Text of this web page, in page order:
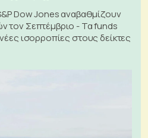
Dow Jones αναβαθμίζουν
τον Σεπτέμβριο - Τα funds
ισορροπίες στους δείκτες